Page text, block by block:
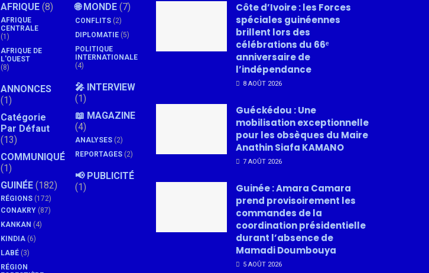
AFRIQUE(8)
AFRIQUE
CENTRALE
(1)
AFRIQUE DE
L'OUEST
(8)
ANNONCES
(1)
Catégorie
Par Défaut
(13)
COMMUNIQUÉ
(1)
GUINÉE(182)
RÉGIONS(172)
CONAKRY(87)
KANKAN (4)
KINDIA(6)
LABÉ(3)
RÉGION
🌐 MONDE (7)
CONFLITS (2)
DIPLOMATIE (5)
POLITIQUE
INTERNATIONALE
(4)
🎤 INTERVIEW
(1)
📖 MAGAZINE
(4)
ANALYSES (2)
REPORTAGES (2)
📢 PUBLICITÉ
(1)
Côte d’Ivoire : les Forces
spéciales guinéennes
brillent lors des
célébrations du 66ᵉ
anniversaire de
l’indépendance
8 AOÛT 2026
Guéckédou : Une
mobilisation exceptionnelle
pour les obsèques du Maire
Anathin Siafa KAMANO
7 AOÛT 2026
Guinée : Amara Camara
prend provisoirement les
commandes de la
coordination présidentielle
durant l’absence de
Mamadi Doumbouya
5 AOÛT 2026